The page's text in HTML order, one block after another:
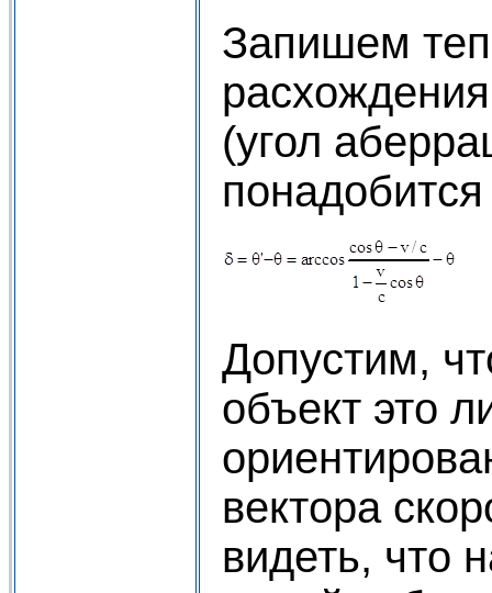
Запишем
(угол
Допустим,
объект это
вектора
видеть, что